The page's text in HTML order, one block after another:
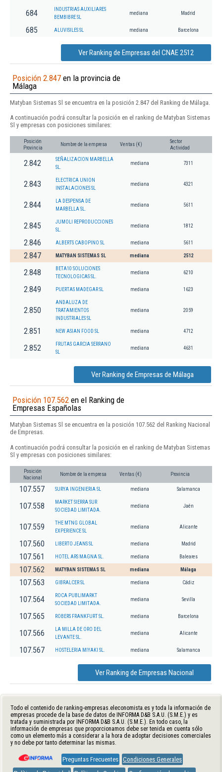
684
INDUSTRIAS AUXILIARES
BEMBIBRE SL
mediana Madrid
685 ALUVISILES SL mediana Barcelona
Ver Ranking de Empresas del CNAE 2512
Posición 2.847 en la provincia de
Málaga
Matyban Sistemas Sl se encuentra en la posición 2.847 del Ranking de Málaga.
A continuación podrá consultar la posición en el ranking de Matyban Sistemas
Sl y empresas con posiciones similares:
Posición
Provincia
Nombre de la empresa Ventas (€)
Sector
Actividad
2.842
SEÑALIZACION MARBELLA
SL.
mediana 7311
2.843
ELECTRICA UNION
INSTALACIONES SL
mediana 4321
2.844
LA DESPENSA DE
MARBELLA SL.
mediana 5611
2.845
JUMOLI REPRODUCCIONES
SL.
mediana 1812
2.846 ALBERTS CABOPINO SL mediana 5611
2.847 MATYBAN SISTEMAS SL mediana 2512
2.848
BETA10 SOLUCIONES
TECNOLOGICAS SL.
mediana 6210
2.849 PUERTAS MADEGAR SL mediana 1623
2.850
ANDALUZA DE
TRATAMIENTOS
INDUSTRIALES SL
mediana 2059
2.851 NEW ASIAN FOOD SL mediana 4712
2.852
FRUTAS GARCIA SERRANO
SL
mediana 4631
Ver Ranking de Empresas de Málaga
Posición 107.562 en el Ranking de
Empresas Españolas
Matyban Sistemas Sl se encuentra en la posición 107.562 del Ranking Nacional
de Empresas.
A continuación podrá consultar la posición en el ranking de Matyban Sistemas
Sl y empresas con posiciones similares:
Posición
Nacional
Nombre de la empresa Ventas (€) Provincia
107.557 SURYA INGENIERIA SL mediana Salamanca
107.558
MARKET SIERRA SUR
SOCIEDAD LIMITADA.
mediana Jaén
107.559
THE MTNG GLOBAL
EXPERIENCE SL
mediana Alicante
107.560 LIBERTO JEANS SL mediana Madrid
107.561 HOTEL ARS MAGNA SL. mediana Baleares
107.562 MATYBAN SISTEMAS SL mediana Málaga
107.563 GIBRALCER SL mediana Cádiz
107.564
ROCA PUBLIMARKT
SOCIEDAD LIMITADA.
mediana Sevilla
107.565 ROBERS FRANKFURT SL. mediana Barcelona
107.566
LA MILLA DE ORO DEL
LEVANTE SL.
mediana Alicante
107.567 HOSTELERIA MIYAKI SL. mediana Salamanca
Ver Ranking de Empresas Nacional
Todo el contenido de ranking-empresas.eleconomista.es y toda la información de
empresas procede de la base de datos de INFORMA D&B S.A.U. (S.M.E.) y es
tratada y suministrada por INFORMA D&B S.A.U. (S.M.E.). En todo caso, la
información de empresas que proporcionamos debe ser tenida en cuenta sólo
como un elemento más a considerar a la hora de adoptar decisiones comerciales
y no debe por tanto determinar las mismas.
Preguntas Frecuentes Condiciones Generales